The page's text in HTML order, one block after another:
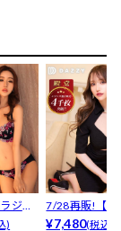
ジャ
)
7/28再販!【累
売枚数4000枚
¥7,480(税込)